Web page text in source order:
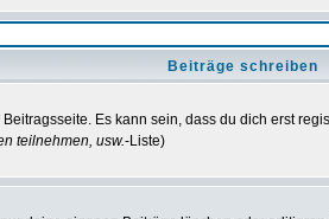
Beiträge schreiben
Es kann sein, dass du dich erst
teilnehmen, usw.-Liste)